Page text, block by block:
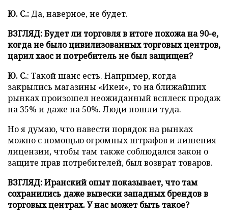
Ю. С.: Да, наверное, не будет.
ВЗГЛЯД: Будет ли торговля в итоге похожа на 90-е,
когда не было цивилизованных торговых центров,
царил хаос и потребитель не был защищен?
Ю. С.: Такой шанс есть. Например, когда
закрылись магазины «Икеи», то на ближайших
рынках произошел неожиданный всплеск продаж
на 35% и даже на 50%. Люди пошли туда.
Но я думаю, что навести порядок на рынках
можно с помощью огромных штрафов и лишения
лицензии, чтобы там также соблюдался закон о
защите прав потребителей, был возврат товаров.
ВЗГЛЯД:Иранский опыт показывает, что там
сохранились даже вывески западных брендов в
торговых центрах. У нас может быть такое?